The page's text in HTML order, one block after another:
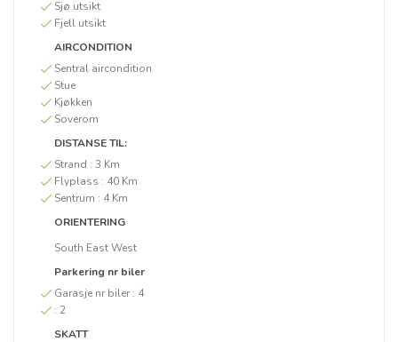
Sjø utsikt
Fjell utsikt
AIRCONDITION
Sentral aircondition
Stue
Kjøkken
Soverom
DISTANSE TIL:
Strand : 3 Km
Flyplass : 40 Km
Sentrum : 4 Km
ORIENTERING
South East West
Parkering nr biler
Garasje nr biler : 4
: 2
SKATT